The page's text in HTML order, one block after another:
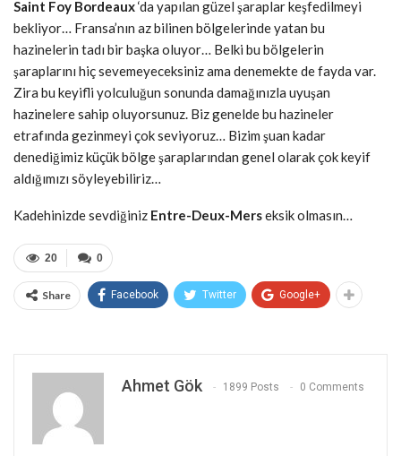
Saint Foy Bordeaux‘da yapılan güzel şaraplar keşfedilmeyi
bekliyor… Fransa’nın az bilinen bölgelerinde yatan bu
hazinelerin tadı bir başka oluyor… Belki bu bölgelerin
şaraplarını hiç sevemeyeceksiniz ama denemekte de fayda var.
Zira bu keyifli yolculuğun sonunda damağınızla uyuşan
hazinelere sahip oluyorsunuz. Biz genelde bu hazineler
etrafında gezinmeyi çok seviyoruz… Bizim şuan kadar
denediğimiz küçük bölge şaraplarından genel olarak çok keyif
aldığımızı söyleyebiliriz…
Kadehinizde sevdiğiniz Entre-Deux-Merseksik olmasın…
0
20
Share Facebook Twitter Google+
Ahmet Gök 1899 Posts 0 Comments